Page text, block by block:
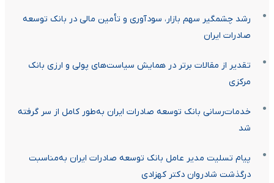
رشد چشمگیر سهم بازار، سودآوری و تأمین مالی در بانک توسعه
صادرات ایران
تقدیر از مقالات برتر در همایش سیاست‌های پولی و ارزی بانک
مرکزی
خدمات‌رسانی بانک توسعه صادرات ایران به‌طور کامل از سر گرفته
شد
پیام تسلیت مدیر عامل بانک توسعه صادرات ایران به‌مناسبت
درگذشت شادروان دکتر کهزادی‌‌